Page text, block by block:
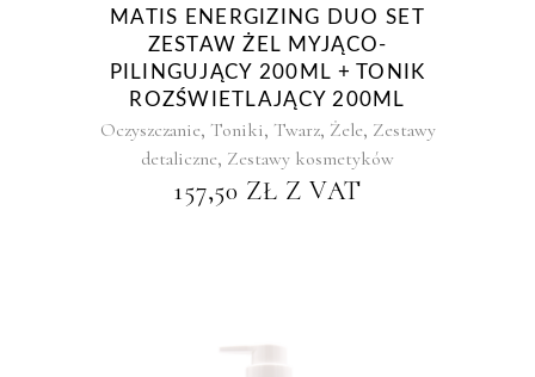
MATIS ENERGIZING DUO SET
ZESTAW ŻEL MYJĄCO-
PILINGUJĄCY 200ML + TONIK
ROZŚWIETLAJĄCY 200ML
Oczyszczanie, Toniki, Twarz, Żele, Zestawy
detaliczne, Zestawy kosmetyków
157,50 ZŁ Z VAT